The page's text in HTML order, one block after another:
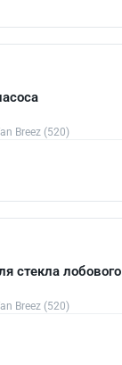
Breez (520)
стекла лобового
Breez (520)